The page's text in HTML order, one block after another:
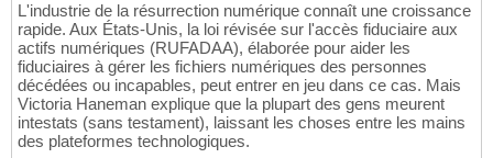
L'industrie de la résurrection numérique connaît une croissance
rapide. Aux États-Unis, la loi révisée sur l'accès fiduciaire aux
actifs numériques (RUFADAA), élaborée pour aider les
fiduciaires à gérer les fichiers numériques des personnes
décédées ou incapables, peut entrer en jeu dans ce cas. Mais
Victoria Haneman explique que la plupart des gens meurent
intestats (sans testament), laissant les choses entre les mains
des plateformes technologiques.